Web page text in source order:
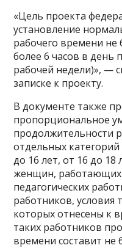
«Цель проекта
установление
рабочего времени не
более 6 часов в день
рабочей недели)», —
записке к проекту.
В документе также
пропорциональное
продолжительности
отдельных
до 16 лет, от 16 до 18
женщин, работающих
педагогических
работников, условия
которых отнесены к
таких работников
времени составит не